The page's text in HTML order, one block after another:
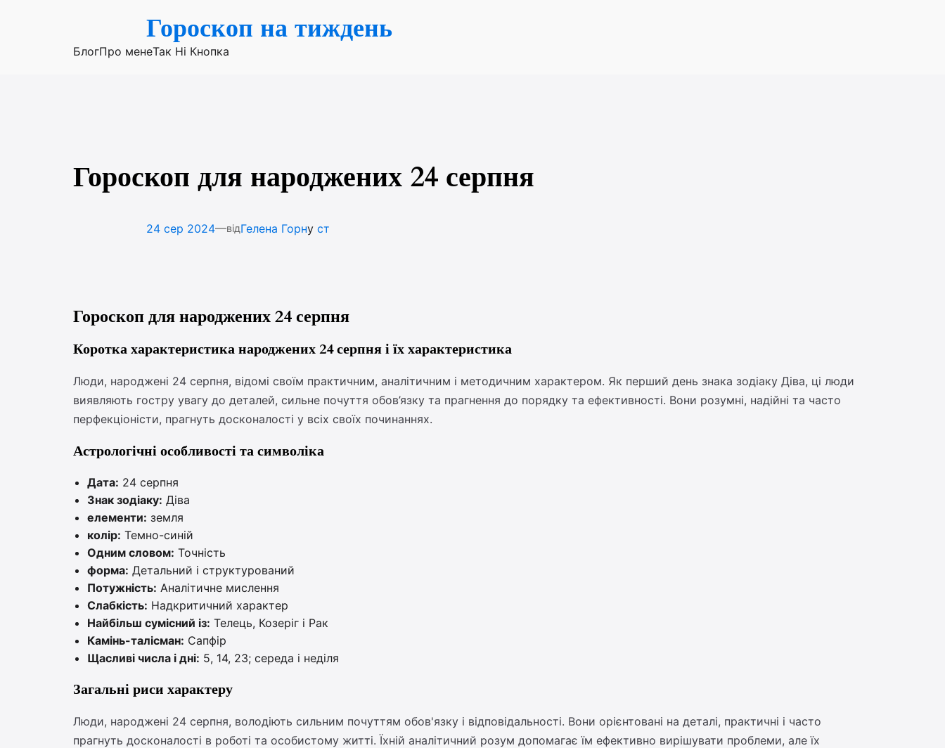
Гороскоп на тиждень
БлогПро менеТак Ні Кнопка
Гороскоп для народжених 24 серпня
24 сер 2024—відГелена Горну ст
Гороскоп для народжених 24 серпня
Коротка характеристика народжених 24 серпня і їх характеристика
Люди, народжені 24 серпня, відомі своїм практичним, аналітичним і методичним характером. Як перший день знака зодіаку Діва, ці люди
виявляють гостру увагу до деталей, сильне почуття обов’язку та прагнення до порядку та ефективності. Вони розумні, надійні та часто
перфекціоністи, прагнуть досконалості у всіх своїх починаннях.
Астрологічні особливості та символіка
Дата: 24 серпня
Знак зодіаку: Діва
елементи: земля
колір: Темно-синій
Одним словом: Точність
форма: Детальний і структурований
Потужність: Аналітичне мислення
Слабкість: Надкритичний характер
Найбільш сумісний із: Телець, Козеріг і Рак
Камінь-талісман: Сапфір
Щасливі числа і дні: 5, 14, 23; середа і неділя
Загальні риси характеру
Люди, народжені 24 серпня, володіють сильним почуттям обов'язку і відповідальності. Вони орієнтовані на деталі, практичні і часто
прагнуть досконалості в роботі та особистому житті. Їхній аналітичний розум допомагає їм ефективно вирішувати проблеми, але їх